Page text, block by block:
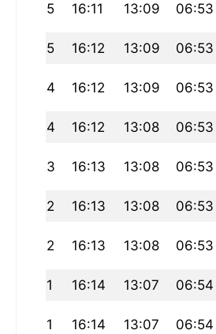
06:53
13:09
16:11
19:25
06:53
13:09
16:12
19:25
06:53
13:09
16:12
19:24
06:53
13:08
16:12
19:24
06:53
13:08
16:13
19:23
06:53
13:08
16:13
19:22
06:53
13:08
16:13
19:22
06:54
13:07
16:14
19:21
06:54
13:07
16:14
19:21